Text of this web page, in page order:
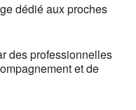
dédié aux proches
des professionnelles
et de